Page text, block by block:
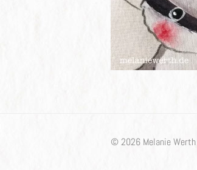
© 2026 Melanie Werth